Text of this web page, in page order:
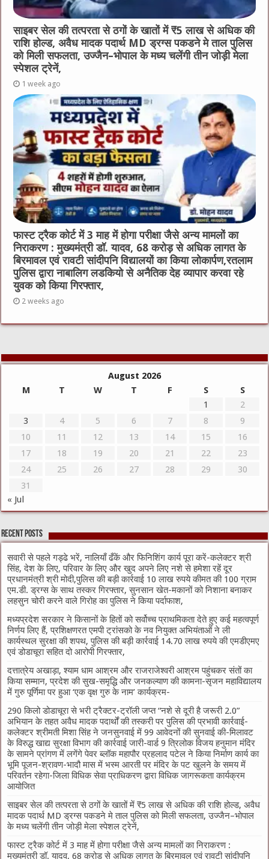
साइबर सेल की तत्परता से ठगों के खातों में ₹5 लाख से अधिक की
राशि होल्ड, अवैध मादक पदार्थ MD ड्रग्स पकडने मे ताल पुलिस
को मिली सफलता, उज्जैन–भोपाल के मध्य चलेंगी तीन जोड़ी मेला
स्पेशल ट्रेनें,
1 week ago
फास्ट ट्रैक कोर्ट में 3 माह में होगा परीक्षा जैसे अन्य मामलों का
निराकरण : मुख्यमंत्री डॉ. यादव, 68 करोड़ से अधिक लागत के
बिरमावल एवं रावटी सांदीपनि विद्यालयों का किया लोकार्पण,रतलाम
पुलिस द्वारा नाबालिग लडकियो से अनैतिक देह व्यापार करवा रहे
युवक को किया गिरफ्तार,
2 weeks ago
August 2026
M
T W T F S
S
1
2
3
4 5 6 7 8
9
10
11 12 13 14 15
16
17
18 19 20 21 22
23
24
25 26 27 28 29
30
31
« Jul
Recent Posts
सवारी से पहले गड्ढे भरें, नालियाँ ढँकें और फिनिशिंग कार्य पूरा करें-कलेक्टर श्री
सिंह, देश के लिए, परिवार के लिए और खुद अपने लिए नशे से हमेशा रहें दूर
प्रधानमंत्री श्री मोदी,पुलिस की बड़ी कार्रवाई 10 लाख रुपये कीमत की 100 ग्राम
एम.डी. ड्रग्स के साथ तस्कर गिरफ्तार, सुनसान खेत-मकानों को निशाना बनाकर
लहसुन चोरी करने वाले गिरोह का पुलिस ने किया पर्दाफाश,
मध्यप्रदेश सरकार ने किसानों के हितों को सर्वोच्च प्राथमिकता देते हुए कई महत्वपूर्ण
निर्णय लिए हैं, प्रशिक्षणरत एमपी ट्रांसको के नव नियुक्त अभियंताओं ने ली
कार्यस्थल सुरक्षा की शपथ, पुलिस की बड़ी कार्रवाई 14.70 लाख रुपये की एमडीएमए
एवं डोडाचूरा सहित दो आरोपी गिरफ्तार,
दत्तात्रेय अखाड़ा, श्याम धाम आश्रम और राजराजेश्वरी आश्रम पहुंचकर संतों का
किया सम्मान, प्रदेश की सुख-समृद्धि और जनकल्याण की कामना-सृजन महाविद्यालय
में गुरु पूर्णिमा पर हुआ ‘एक वृक्ष गुरु के नाम’ कार्यक्रम-
290 किलो डोडाचूरा से भरी ट्रैक्टर-ट्रॉली जप्त “नशे से दूरी है जरूरी 2.0”
अभियान के तहत अवैध मादक पदार्थों की तस्करी पर पुलिस की प्रभावी कार्रवाई-
कलेक्टर श्रीमती मिशा सिंह ने जनसुनवाई में 99 आवेदनों की सुनवाई की-मिलावट
के विरुद्ध खाद्य सुरक्षा विभाग की कार्रवाई जारी-वार्ड 9 त्रिलोक विजय हनुमान मंदिर
के सामने प्रांगण में लगेंगे पेवर ब्लॉक महापौर प्रहलाद पटेल ने किया निर्माण कार्य का
भूमि पूजन-श्रावण-भादौ मास में भस्म आरती पर मंदिर के पट खुलने के समय में
परिवर्तन रहेगा-जिला विधिक सेवा प्राधिकरण द्वारा विधिक जागरूकता कार्यक्रम
आयोजित
साइबर सेल की तत्परता से ठगों के खातों में ₹5 लाख से अधिक की राशि होल्ड, अवैध
मादक पदार्थ MD ड्रग्स पकडने मे ताल पुलिस को मिली सफलता, उज्जैन–भोपाल
के मध्य चलेंगी तीन जोड़ी मेला स्पेशल ट्रेनें,
फास्ट ट्रैक कोर्ट में 3 माह में होगा परीक्षा जैसे अन्य मामलों का निराकरण :
मुख्यमंत्री डॉ. यादव, 68 करोड़ से अधिक लागत के बिरमावल एवं रावटी सांदीपनि